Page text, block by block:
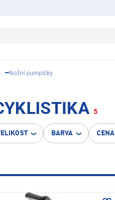
Nožní pumpičky
5
BARVA CENA